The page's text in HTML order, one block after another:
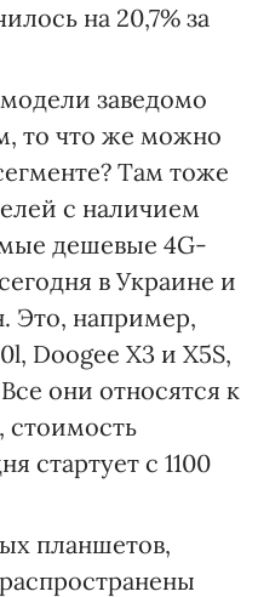
на 20,7% за
заведомо
то что же можно
Там тоже
с наличием
дешевые 4G-
в Украине и
Это, например,
Doogee X3 и X5S,
они относятся к
стартует с 1100
планшетов,